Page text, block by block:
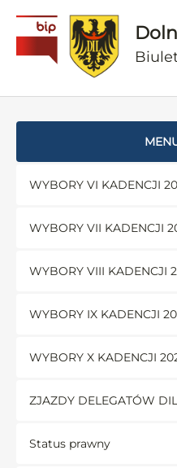
WYBORY VI KADENCJI
WYBORY VII KADENCJI
WYBORY VIII KADENCJI
WYBORY IX KADENCJI
WYBORY X KADENCJI
ZJAZDY DELEGATÓW DIL
Status prawny